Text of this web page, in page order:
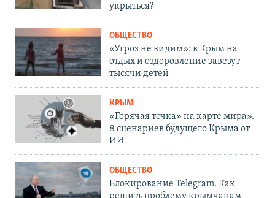
укрыться?
ОБЩЕСТВО
«Угроз не видим»: в Крым на
отдых и оздоровление завезут
тысячи детей
КРЫМ
«Горячая точка» на карте мира».
8 сценариев будущего Крыма от
ИИ
ОБЩЕСТВО
Блокирование Telegram. Как